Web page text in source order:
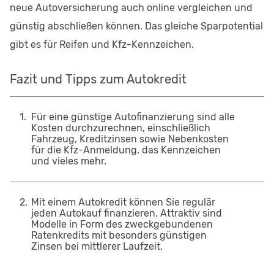
neue Autoversicherung auch online vergleichen und
günstig abschließen können. Das gleiche Sparpotential
gibt es für Reifen und Kfz-Kennzeichen.
Fazit und Tipps zum Autokredit
1 . Für eine günstige Autofinanzierung sind alle
Kosten durchzurechnen, einschließlich
Fahrzeug, Kreditzinsen sowie Nebenkosten
für die Kfz-Anmeldung, das Kennzeichen
und vieles mehr.
2. Mit einem Autokredit können Sie regulär
jeden Autokauf finanzieren. Attraktiv sind
Modelle in Form des zweckgebundenen
Ratenkredits mit besonders günstigen
Zinsen bei mittlerer Laufzeit.